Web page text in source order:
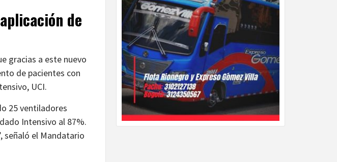
de
gracias a este nuevo
de pacientes con
UCI.
25 ventiladores
Intensivo al 87%.
señaló el Mandatario